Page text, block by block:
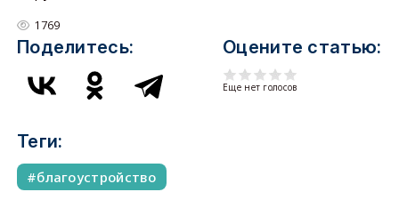
1769
Поделитесь: Оцените статью:
Еще нет голосов
Теги:
благоустройство